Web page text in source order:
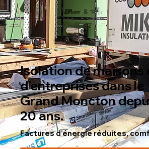
Isolation de maisons
d’entreprises dans le
Grand Moncton
20 ans.
Factures d’énergie réduites,